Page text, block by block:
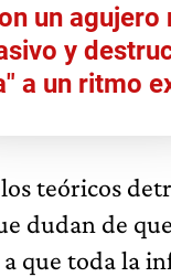
un agujero
y
a un ritmo
teóricos
dudan de
que toda la